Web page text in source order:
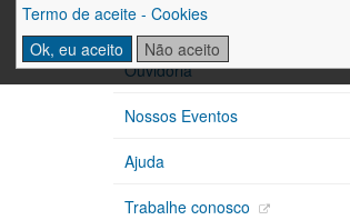
Termo de aceite - Cookies
Ok, eu aceito
Não aceito
Egressos
Ouvidoria
Nossos Eventos
Ajuda
Trabalhe conosco